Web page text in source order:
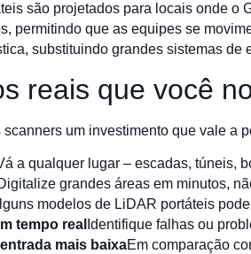
são projetados para locais onde o
permitindo que as equipes se
substituindo grandes sistemas de
reais que você
scanners um investimento que vale a
a qualquer lugar – escadas, túneis,
grandes áreas em minutos,
modelos de LiDAR portáteis
tempo real Identifique falhas ou
mais baixaEm comparação